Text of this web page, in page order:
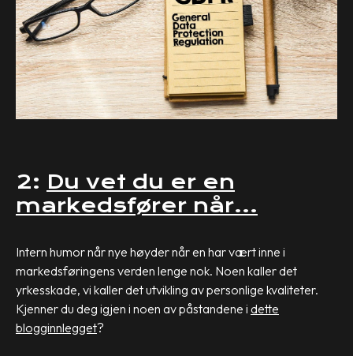
2: Du vet du er en
markedsfører når…
Intern humor når nye høyder når en har vært inne i
markedsføringens verden lenge nok. Noen kaller det
yrkesskade, vi kaller det utvikling av personlige kvaliteter.
Kjenner du deg igjen i noen av påstandene i dette
blogginnlegget?